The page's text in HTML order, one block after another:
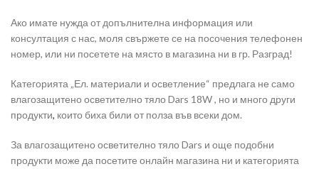
Ако имате нужда от допълнителна информация или
консултация с нас, моля свържете се на посочения телефонен
номер, или ни посетете на място в магазина ни в гр. Разград!
Категорията „Ел. материали и осветление“ предлага не само
влагозащитено осветително тяло Dars 18W , но и много други
продукти, които биха били от полза във всеки дом.
За влагозащитено осветително тяло Dars и още подобни
продукти може да посетите онлайн магазина ни и категорията